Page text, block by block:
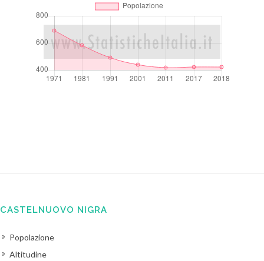
CASTELNUOVO NIGRA
Popolazione
Altitudine